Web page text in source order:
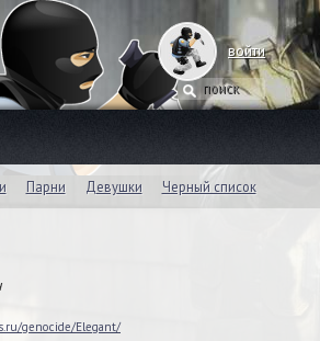
войти
Парни Девушки Черный список
genocide/Elegant/